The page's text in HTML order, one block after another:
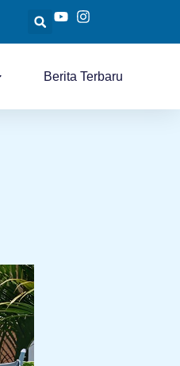
Berita Terbaru